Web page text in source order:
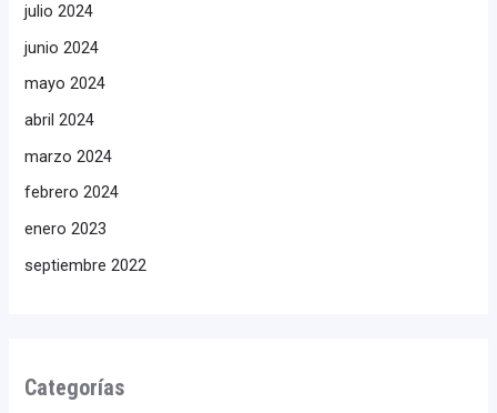
julio 2024
junio 2024
mayo 2024
abril 2024
marzo 2024
febrero 2024
enero 2023
septiembre 2022
Categorías